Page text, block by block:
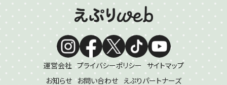
運営会社 プライバシーポリシー サイトマップ
お知らせ お問い合わせ えぷりパートナーズ